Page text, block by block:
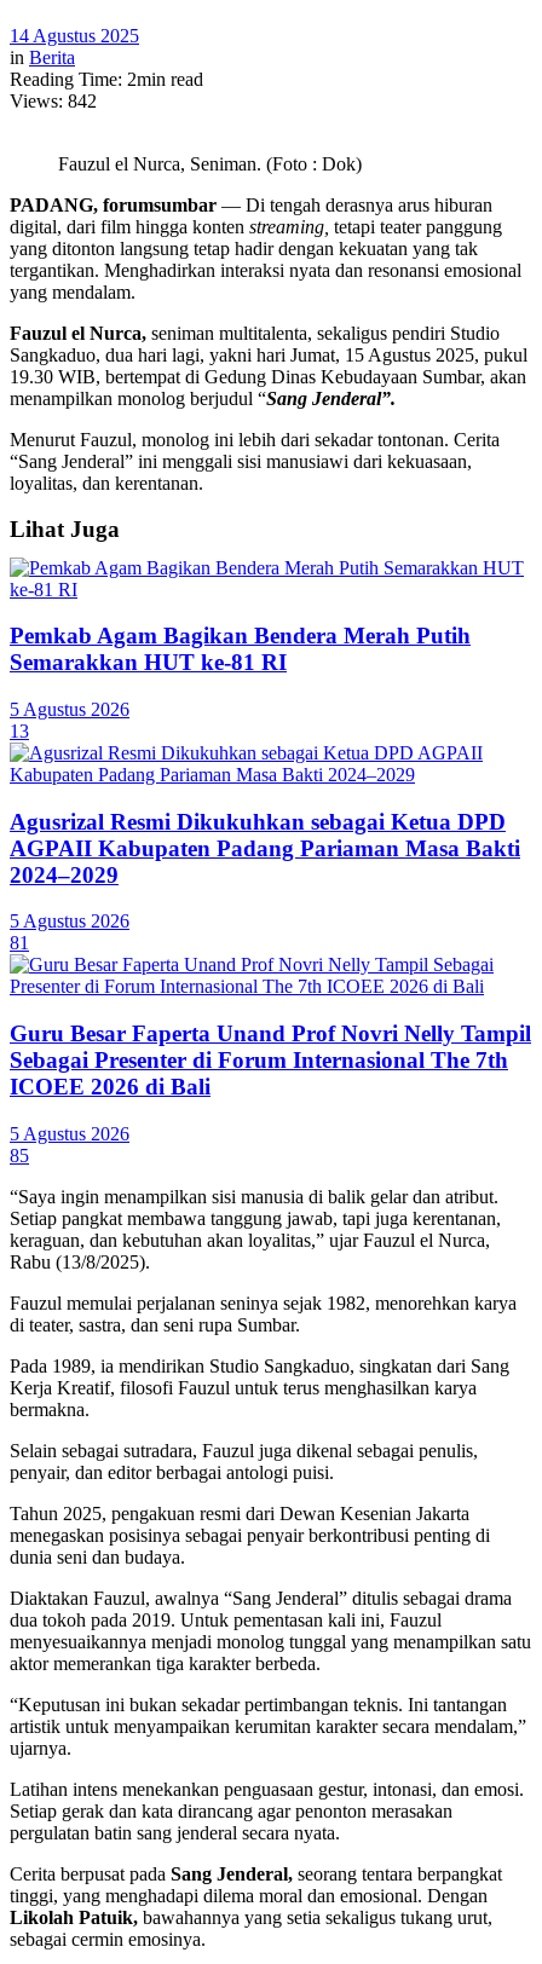
14 Agustus 2025
in Berita
Reading Time: 2min read
Views: 842
Fauzul el Nurca, Seniman. (Foto : Dok)
PADANG, forumsumbar — Di tengah derasnya arus hiburan
digital, dari film hingga konten streaming, tetapi teater panggung
yang ditonton langsung tetap hadir dengan kekuatan yang tak
tergantikan. Menghadirkan interaksi nyata dan resonansi emosional
yang mendalam.
Fauzul el Nurca, seniman multitalenta, sekaligus pendiri Studio
Sangkaduo, dua hari lagi, yakni hari Jumat, 15 Agustus 2025, pukul
19.30 WIB, bertempat di Gedung Dinas Kebudayaan Sumbar, akan
menampilkan monolog berjudul “Sang Jenderal”.
Menurut Fauzul, monolog ini lebih dari sekadar tontonan. Cerita
“Sang Jenderal” ini menggali sisi manusiawi dari kekuasaan,
loyalitas, dan kerentanan.
Lihat Juga
Pemkab Agam Bagikan Bendera Merah Putih
Semarakkan HUT ke-81 RI
5 Agustus 2026
13
Agusrizal Resmi Dikukuhkan sebagai Ketua DPD
AGPAII Kabupaten Padang Pariaman Masa Bakti
2024–2029
5 Agustus 2026
81
Guru Besar Faperta Unand Prof Novri Nelly Tampil
Sebagai Presenter di Forum Internasional The 7th
ICOEE 2026 di Bali
5 Agustus 2026
85
“Saya ingin menampilkan sisi manusia di balik gelar dan atribut.
Setiap pangkat membawa tanggung jawab, tapi juga kerentanan,
keraguan, dan kebutuhan akan loyalitas,” ujar Fauzul el Nurca,
Rabu (13/8/2025).
Fauzul memulai perjalanan seninya sejak 1982, menorehkan karya
di teater, sastra, dan seni rupa Sumbar.
Pada 1989, ia mendirikan Studio Sangkaduo, singkatan dari Sang
Kerja Kreatif, filosofi Fauzul untuk terus menghasilkan karya
bermakna.
Selain sebagai sutradara, Fauzul juga dikenal sebagai penulis,
penyair, dan editor berbagai antologi puisi.
Tahun 2025, pengakuan resmi dari Dewan Kesenian Jakarta
menegaskan posisinya sebagai penyair berkontribusi penting di
dunia seni dan budaya.
Diaktakan Fauzul, awalnya “Sang Jenderal” ditulis sebagai drama
dua tokoh pada 2019. Untuk pementasan kali ini, Fauzul
menyesuaikannya menjadi monolog tunggal yang menampilkan satu
aktor memerankan tiga karakter berbeda.
“Keputusan ini bukan sekadar pertimbangan teknis. Ini tantangan
artistik untuk menyampaikan kerumitan karakter secara mendalam,”
ujarnya.
Latihan intens menekankan penguasaan gestur, intonasi, dan emosi.
Setiap gerak dan kata dirancang agar penonton merasakan
pergulatan batin sang jenderal secara nyata.
Cerita berpusat pada Sang Jenderal, seorang tentara berpangkat
tinggi, yang menghadapi dilema moral dan emosional. Dengan
Likolah Patuik, bawahannya yang setia sekaligus tukang urut,
sebagai cermin emosinya.